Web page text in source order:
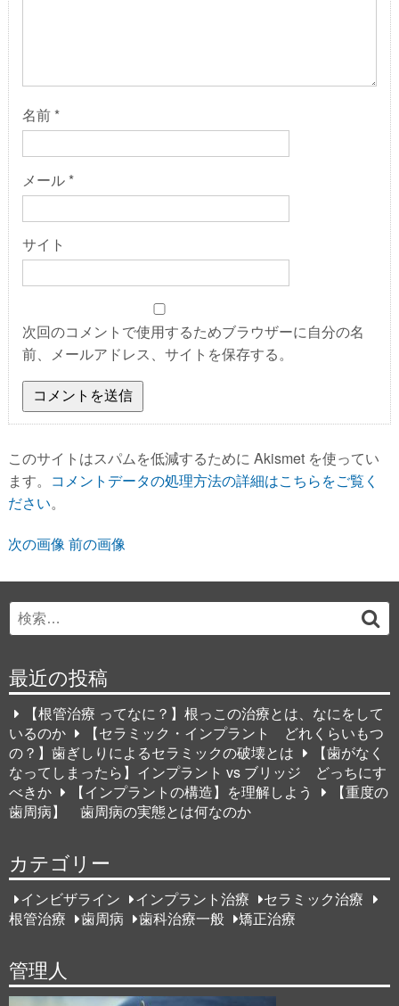
名前 *
メール *
サイト
次回のコメントで使用するためブラウザーに自分の名
前、メールアドレス、サイトを保存する。
このサイトはスパムを低減するために Akismet を使ってい
ます。 コメントデータの処理方法の詳細はこちらをご覧く
ださい。
次の画像前の画像
Search
for:
最近の投稿
【根管治療 ってなに？】根っこの治療とは、なにをして
いるのか
【セラミック・インプラント どれくらいもつ
の？】歯ぎしりによるセラミックの破壊とは
【歯がなく
なってしまったら】インプラント vs ブリッジ どっちにす
べきか
【インプラントの構造】を理解しよう
【重度の
歯周病】 歯周病の実態とは何なのか
カテゴリー
インビザライン インプラント治療
セラミック治療
根管治療
歯周病 歯科治療一般 矯正治療
管理人